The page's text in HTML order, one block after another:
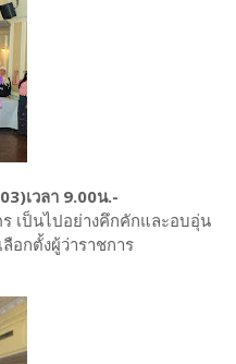
เวลา 9.00น.-
เป็นไปอย่างคึกคักและอบอุ่น
อกตั้งผู้ว่าราชการ